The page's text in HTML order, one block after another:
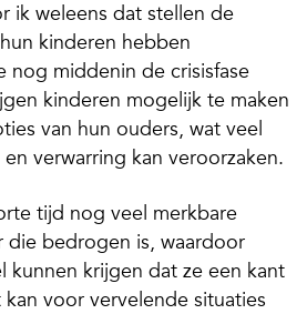
ik weleens dat stellen de
kinderen hebben
nog middenin de crisisfase
kinderen mogelijk te maken
van hun ouders, wat veel
verwarring kan veroorzaken.
tijd nog veel merkbare
bedrogen is, waardoor
kunnen krijgen dat ze een kant
voor vervelende situaties